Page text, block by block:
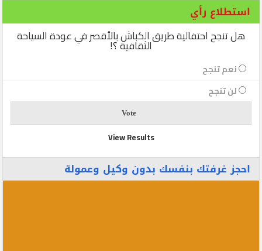
استطلاع رأي
هل تنجح احتفالية طريق الكباش بالأقصر في عودة السياحة
الثقافية ؟!
نعم تنجح
لن تنجح
View Results
احجز غرفتك بنفسك بدون وكيل وعمولة